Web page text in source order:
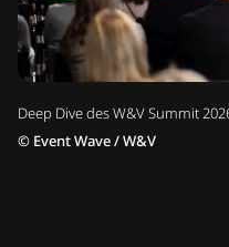
Deep Dive des W&V Summit
© Event Wave / W&V